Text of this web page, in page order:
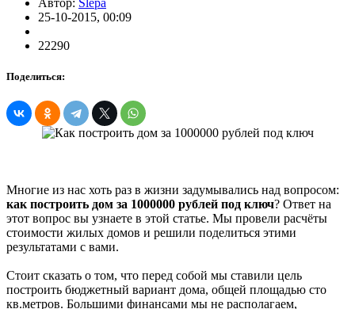
Автор: Slepa
25-10-2015, 00:09
22290
Поделиться:
Многие из нас хоть раз в жизни задумывались над вопросом:
как построить дом за 1000000 рублей под ключ? Ответ на
этот вопрос вы узнаете в этой статье. Мы провели расчёты
стоимости жилых домов и решили поделиться этими
результатами с вами.
Стоит сказать о том, что перед собой мы ставили цель
построить бюджетный вариант дома, общей площадью сто
кв.метров. Большими финансами мы не располагаем,